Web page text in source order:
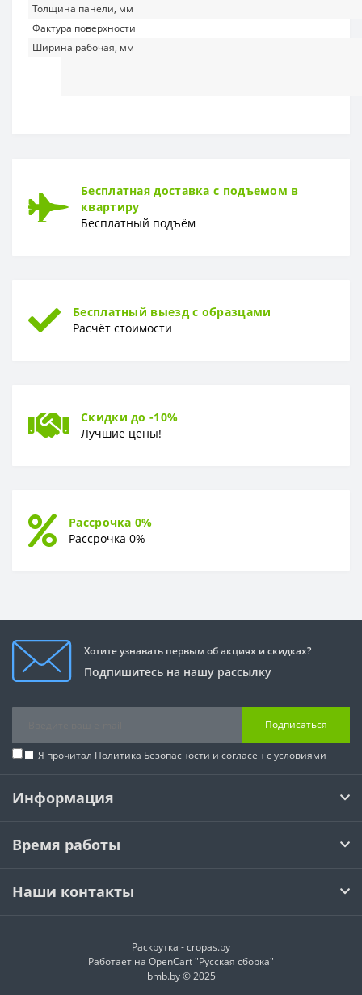
Толщина панели, мм
Фактура поверхности
Ширина рабочая, мм
Бесплатная доставка с подъемом в
квартиру
Бесплатный подъём
Бесплатный выезд с образцами
Расчёт стоимости
Скидки до -10%
Лучшие цены!
Рассрочка 0%
Рассрочка 0%
Хотите узнавать первым об акциях и скидках?
Подпишитесь на нашу рассылку
Подписаться
Я прочитал Политика Безопасности и согласен с условиями
Информация
Время работы
Наши контакты
Раскрутка -cropas.by
Работает на OpenCart "Русская сборка"
bmb.by © 2025